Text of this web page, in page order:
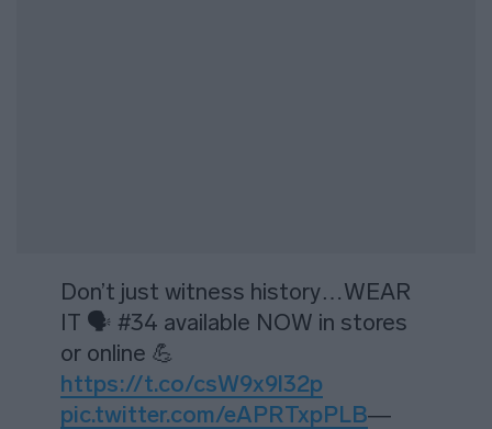
Don’t just witness history…WEAR
IT 🗣️ #34 available NOW in stores
or online 💪
https://t.co/csW9x9l32p
pic.twitter.com/eAPRTxpPLB—